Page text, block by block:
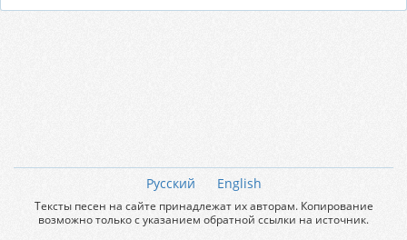
Русский English
Тексты песен на сайте принадлежат их авторам. Копирование
возможно только с указанием обратной ссылки на источник.